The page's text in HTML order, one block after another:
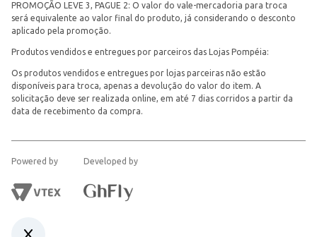
PROMOÇÃO LEVE 3, PAGUE 2: O valor do vale-mercadoria para troca
será equivalente ao valor final do produto, já considerando o desconto
aplicado pela promoção.
Produtos vendidos e entregues por parceiros das Lojas Pompéia:
Os produtos vendidos e entregues por lojas parceiras não estão
disponíveis para troca, apenas a devolução do valor do item. A
solicitação deve ser realizada online, em até 7 dias corridos a partir da
data de recebimento da compra.
Powered by Developed by